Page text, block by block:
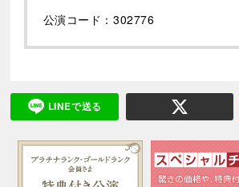
公演コード：302776
LINEで送る